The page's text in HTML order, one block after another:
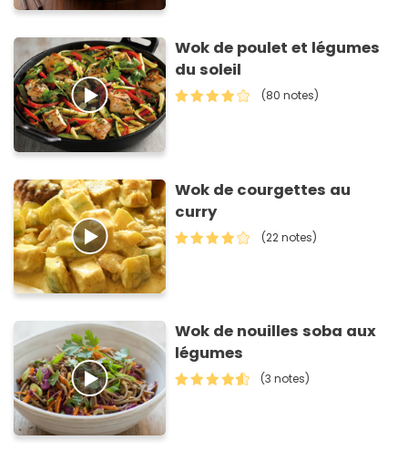
Wok de poulet et légumes
du soleil
(80 notes)
Wok de courgettes au
curry
(22 notes)
Wok de nouilles soba aux
légumes
(3 notes)